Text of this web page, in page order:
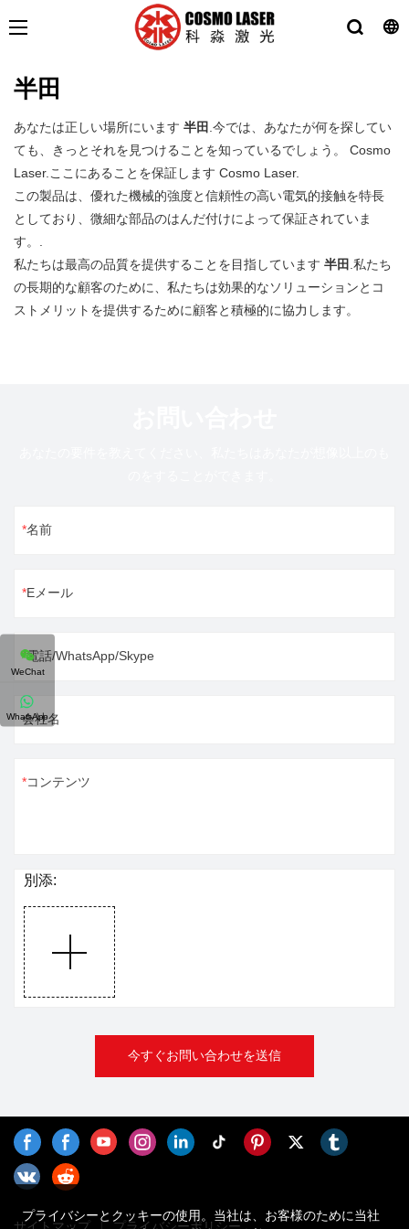
半田
あなたは正しい場所にいます 半田 .今では、あなたが何を探してい
ても、きっとそれを見つけることを知っているでしょう。 Cosmo
Laser.ここにあることを保証します Cosmo Laser.
この製品は、優れた機械的強度と信頼性の高い電気的接触を特長
としており、微細な部品のはんだ付けによって保証されていま
す。.
私たちは最高の品質を提供することを目指しています 半田 .私たち
の長期的な顧客のために、私たちは効果的なソリューションとコ
ストメリットを提供するために顧客と積極的に協力します。
名前
Eメール
電話/WhatsApp/Skype
会社名
コンテンツ
別添:
今すぐお問い合わせを送信
サイトマップ プライバシーポリシー
プライバシーとクッキーの使用。当社は、お客様のために当社
WeChat
WhatsApp